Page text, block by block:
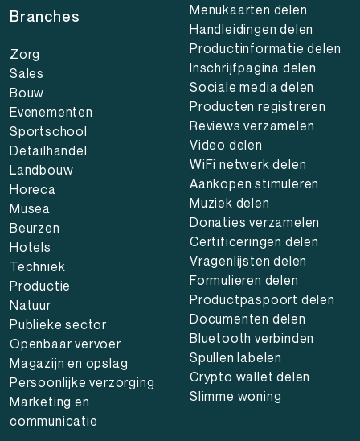
Branches
Zorg
Sales
Bouw
Evenementen
Sportschool
Detailhandel
Landbouw
Horeca
Musea
Beurzen
Hotels
Techniek
Productie
Natuur
Publieke sector
Openbaar vervoer
Magazijn en opslag
Persoonlijke verzorging
Marketing en
communicatie
Menukaarten delen
Handleidingen delen
Productinformatie delen
Inschrijfpagina delen
Sociale media delen
Producten registreren
Reviews verzamelen
Video delen
WiFi netwerk delen
Aankopen stimuleren
Muziek delen
Donaties verzamelen
Certificeringen delen
Vragenlijsten delen
Formulieren delen
Productpaspoort delen
Documenten delen
Bluetooth verbinden
Spullen labelen
Crypto wallet delen
Slimme woning